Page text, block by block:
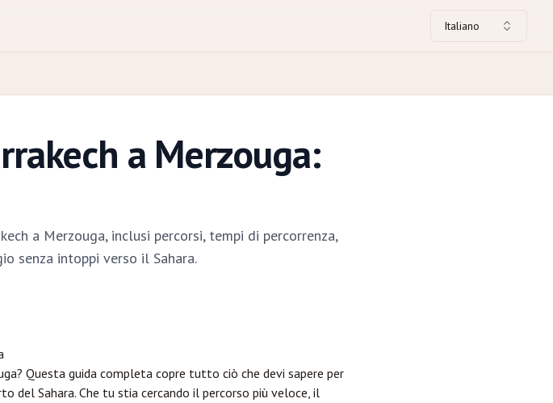
Italiano
a Merzouga:
a Merzouga, inclusi percorsi, tempi di percorrenza,
senza intoppi verso il Sahara.
Questa guida completa copre tutto ciò che devi sapere per
del Sahara. Che tu stia cercando il percorso più veloce, il